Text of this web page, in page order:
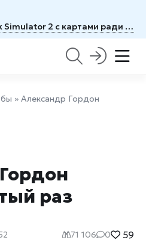
Стоит ли брать Euro Truck Simulator 2 с картами ради новых маршрутов
» Александр Гордон
раз
71 106 0 59